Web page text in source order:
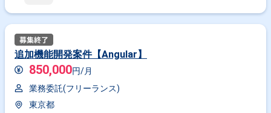
追加機能開発案件【Angular】
850,000円/月
業務委託(フリーランス)
東京都